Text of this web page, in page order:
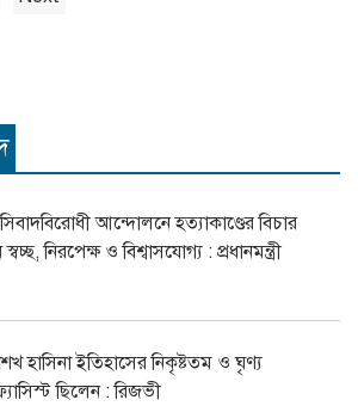
আন্দোলনে হত্যাকাণ্ডের বিচার
নিরপেক্ষ ও বিশ্বাসযোগ্য : প্রধানমন্ত্রী
হাসিনা ইতিহাসের নিকৃষ্টতম ও ঘৃণ্য
ছিলেন : রিজভী